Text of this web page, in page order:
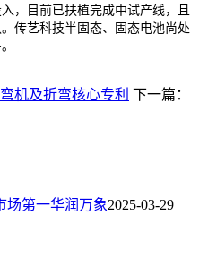
，目前已扶植完成中试产线，且
传艺科技半固态、固态电池尚处
机及折弯核心专利 下一篇：
场第一华润万象2025-03-29